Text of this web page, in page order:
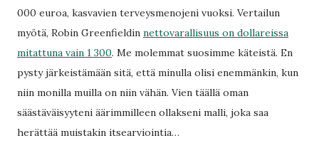
000 euroa, kasvavien terveysmenojeni vuoksi. Vertailun
myötä, Robin Greenfieldin nettovarallisuus on dollareissa
mitattuna vain 1 300. Me molemmat suosimme käteistä. En
pysty järkeistämään sitä, että minulla olisi enemmänkin, kun
niin monilla muilla on niin vähän. Vien täällä oman
säästäväisyyteni äärimmilleen ollakseni malli, joka saa
herättää muistakin itsearviointia…